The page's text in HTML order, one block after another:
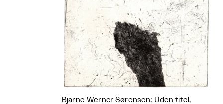
Bjarne Werner Sørensen: Uden titel,